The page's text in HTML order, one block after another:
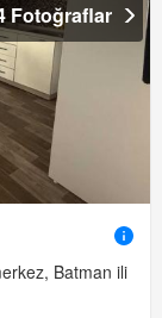
Fotoğraflar
Batman ili